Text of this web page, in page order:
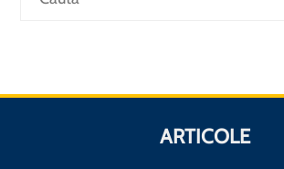
ARTICOLE